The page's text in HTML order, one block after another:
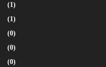
(1)
(1)
(0)
(0)
(0)